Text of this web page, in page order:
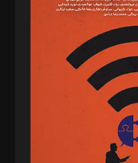
امان‌پور، سروش کرمیان،
فائزه فتحی